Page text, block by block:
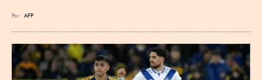
Por AFP